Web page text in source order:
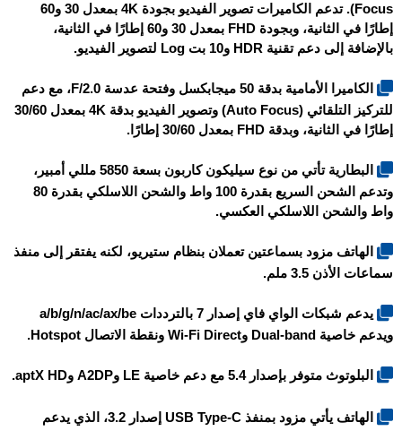
Focus). تدعم الكاميرات تصوير الفيديو بجودة 4K بمعدل 30 و60
إطارًا في الثانية، وبجودة FHD بمعدل 30 و60 إطارًا في الثانية،
بالإضافة إلى دعم تقنية HDR و10 بت Log لتصوير الفيديو.
الكاميرا الأمامية بدقة 50 ميجابكسل وفتحة عدسة F/2.0، مع دعم
للتركيز التلقائي (Auto Focus) وتصوير الفيديو بدقة 4K بمعدل 30/60
إطارًا في الثانية، وبدقة FHD بمعدل 30/60 إطارًا.
البطارية تأتي من نوع سيليكون كاربون بسعة 5850 مللي أمبير،
وتدعم الشحن السريع بقدرة 100 واط والشحن اللاسلكي بقدرة 80
واط والشحن اللاسلكي العكسي.
الهاتف مزود بسماعتين تعملان بنظام ستيريو، لكنه يفتقر إلى منفذ
سماعات الأذن 3.5 ملم.
يدعم شبكات الواي فاي إصدار 7 بالترددات a/b/g/n/ac/ax/be
ويدعم خاصية Dual-band وWi-Fi Direct ونقطة الاتصال Hotspot.
البلوتوث متوفر بإصدار 5.4 مع دعم خاصية LE وA2DP وaptX HD.
الهاتف يأتي مزود بمنفذ USB Type-C إصدار 3.2، الذي يدعم